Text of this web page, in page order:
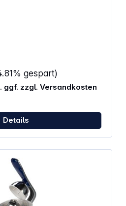
Handgriffen
können Saftbehälter, Sieb
gereinigt
Motor
gespart)
ggf. zzgl. Versandkosten
Details